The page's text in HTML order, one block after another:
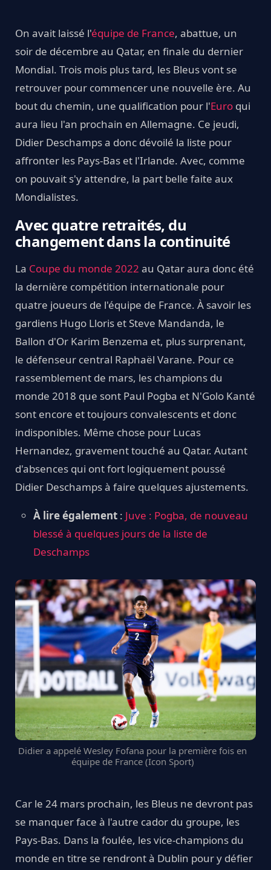
On avait laissé l'équipe de France, abattue, un
soir de décembre au Qatar, en finale du dernier
Mondial. Trois mois plus tard, les Bleus vont se
retrouver pour commencer une nouvelle ère. Au
bout du chemin, une qualification pour l'Euro qui
aura lieu l'an prochain en Allemagne. Ce jeudi,
Didier Deschamps a donc dévoilé la liste pour
affronter les Pays-Bas et l'Irlande. Avec, comme
on pouvait s'y attendre, la part belle faite aux
Mondialistes.
Avec quatre retraités, du
changement dans la continuité
La Coupe du monde 2022 au Qatar aura donc été
la dernière compétition internationale pour
quatre joueurs de l'équipe de France. À savoir les
gardiens Hugo Lloris et Steve Mandanda, le
Ballon d'Or Karim Benzema et, plus surprenant,
le défenseur central Raphaël Varane. Pour ce
rassemblement de mars, les champions du
monde 2018 que sont Paul Pogba et N'Golo Kanté
sont encore et toujours convalescents et donc
indisponibles. Même chose pour Lucas
Hernandez, gravement touché au Qatar. Autant
d'absences qui ont fort logiquement poussé
Didier Deschamps à faire quelques ajustements.
À lire également : Juve : Pogba, de nouveau
blessé à quelques jours de la liste de
Deschamps
Didier a appelé Wesley Fofana pour la première fois en
équipe de France (Icon Sport)
Car le 24 mars prochain, les Bleus ne devront pas
se manquer face à l'autre cador du groupe, les
Pays-Bas. Dans la foulée, les vice-champions du
monde en titre se rendront à Dublin pour y défier